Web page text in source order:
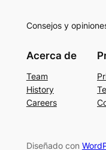
Consejos y
Acerca de
Team
History
Careers
Diseñado con